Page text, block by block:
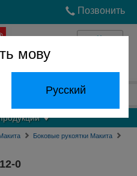
мову
Русский
Позвонить
Войти
(068) 824-24-24
Боковые рукоятки Макита
0